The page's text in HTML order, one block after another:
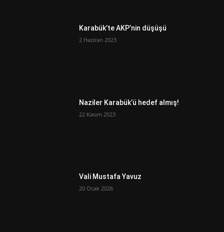
Karabük’te AKP’nin düşüşü
2 Haziran 2023
Naziler Karabük’ü hedef almış!
22 Kasım 2023
Vali Mustafa Yavuz
20 Ocak 2026